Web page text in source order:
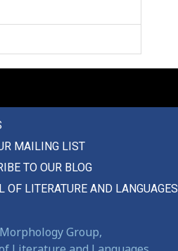
MAILING LIST
TO OUR BLOG
OF LITERATURE AND LANGUAGES
Group,